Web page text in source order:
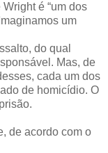
é “um dos
um
do qual
Mas, de
cada um dos
de homicídio. O
de acordo com o